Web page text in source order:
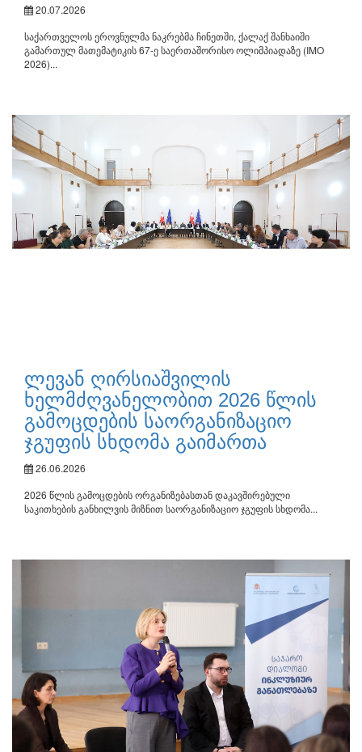
20.07.2026
საქართველოს ეროვნულმა ნაკრებმა ჩინეთში, ქალაქ შანხაიში
გამართულ მათემატიკის 67-ე საერთაშორისო ოლიმპიადაზე (IMO
2026)...
ლევან ღირსიაშვილის
ხელმძღვანელობით 2026 წლის
გამოცდების საორგანიზაციო
ჯგუფის სხდომა გაიმართა
26.06.2026
2026 წლის გამოცდების ორგანიზებასთან დაკავშირებული
საკითხების განხილვის მიზნით საორგანიზაციო ჯგუფის სხდომა...